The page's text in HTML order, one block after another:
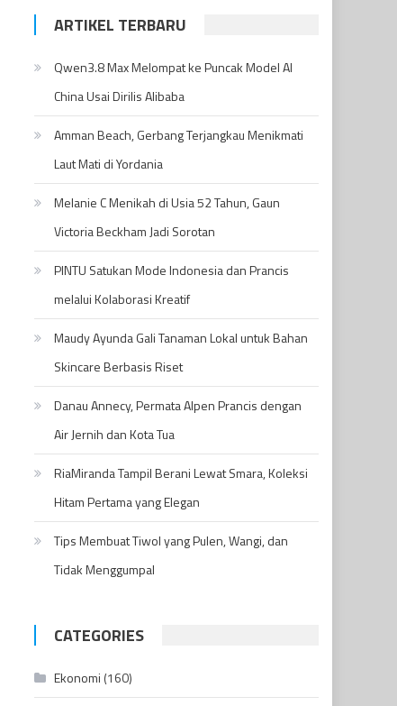
ARTIKEL TERBARU
Qwen3.8 Max Melompat ke Puncak Model AI
China Usai Dirilis Alibaba
Amman Beach, Gerbang Terjangkau Menikmati
Laut Mati di Yordania
Melanie C Menikah di Usia 52 Tahun, Gaun
Victoria Beckham Jadi Sorotan
PINTU Satukan Mode Indonesia dan Prancis
melalui Kolaborasi Kreatif
Maudy Ayunda Gali Tanaman Lokal untuk Bahan
Skincare Berbasis Riset
Danau Annecy, Permata Alpen Prancis dengan
Air Jernih dan Kota Tua
RiaMiranda Tampil Berani Lewat Smara, Koleksi
Hitam Pertama yang Elegan
Tips Membuat Tiwol yang Pulen, Wangi, dan
Tidak Menggumpal
CATEGORIES
Ekonomi (160)